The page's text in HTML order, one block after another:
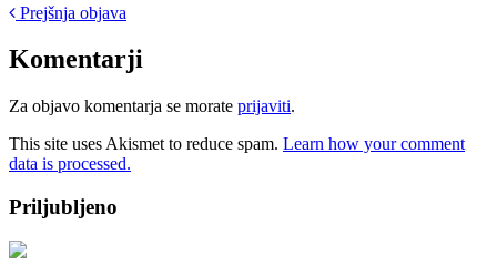
Post
navigation
Prejšnja objava
Komentarji
Za objavo komentarja se morate prijaviti.
This site uses Akismet to reduce spam. Learn how your comment
data is processed.
Priljubljeno